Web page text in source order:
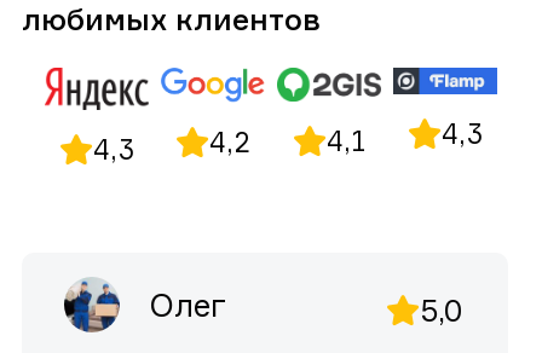
любимых клиентов
4,3 4,2 4,1 4,3
Олег 5,0